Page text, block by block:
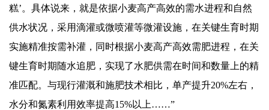
糕’。具体说来，就是依据小麦高产高效的需水进程和自然
供水状况，采用滴灌或微喷灌等微灌设施，在关键生育时期
实施精准按需补灌，同时根据小麦高产高效需肥进程，在关
键生育时期随水追肥，实现了水肥供需在时间和数量上的精
准匹配。与现行灌溉和施肥技术相比，单产提升20%左右，
水分和氮素利用效率提高15%以上……”